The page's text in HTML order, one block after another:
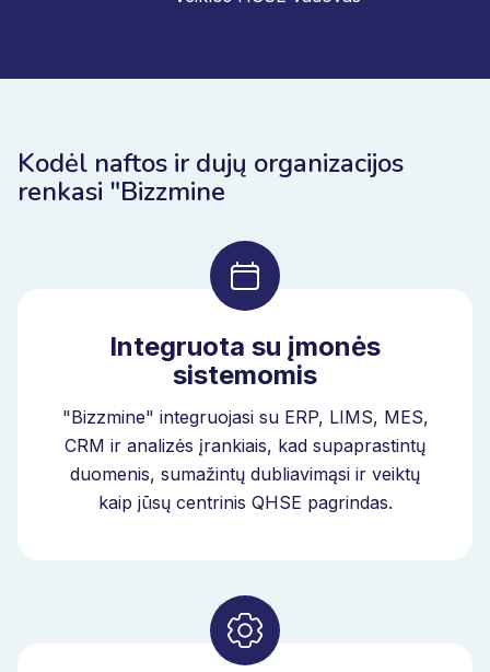
Kodėl naftos ir dujų organizacijos
renkasi "Bizzmine
Integruota su įmonės
sistemomis
"Bizzmine" integruojasi su ERP, LIMS, MES,
CRM ir analizės įrankiais, kad supaprastintų
duomenis, sumažintų dubliavimąsi ir veiktų
kaip jūsų centrinis QHSE pagrindas.